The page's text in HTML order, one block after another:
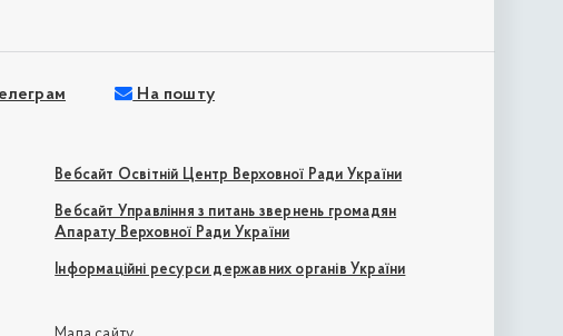
На пошту
Вебсайт Освітній Центр Верховної Ради України
Вебсайт Управління з питань звернень громадян
Апарату Верховної Ради України
Інформаційні ресурси державних органів України